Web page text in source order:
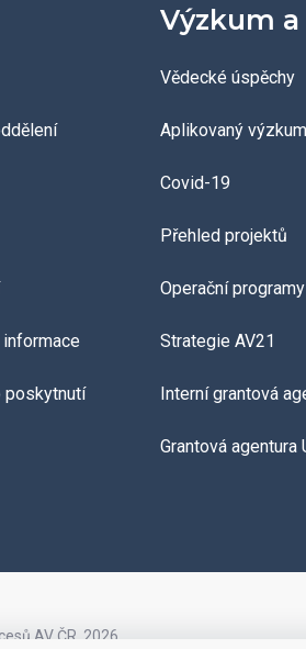
poskytnutí
Výzkum
Vědecké úspěchy
Aplikovaný výzkum
Covid-19
Přehled projektů
Operační programy
Strategie AV21
Interní grantová
Grantová agentura
AV ČR, 2026